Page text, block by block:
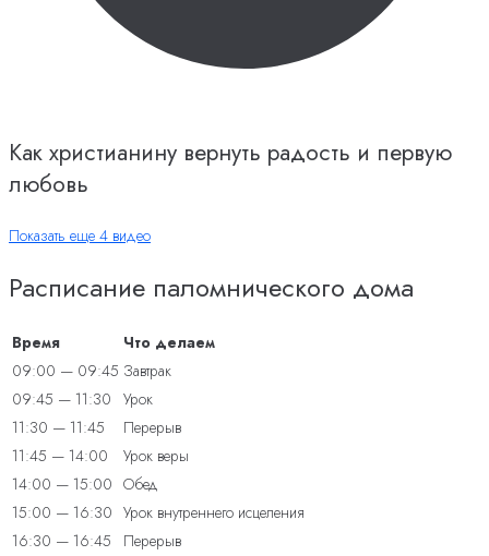
Как христианину вернуть радость и первую
любовь
Показать еще 4 видео
Расписание паломнического дома
Время
Что делаем
09:00 — 09:45 Завтрак
09:45 — 11:30 Урок
11:30 — 11:45
Перерыв
11:45 — 14:00
Урок веры
14:00 — 15:00 Обед
15:00 — 16:30 Урок внутреннего исцеления
16:30 — 16:45
Перерыв